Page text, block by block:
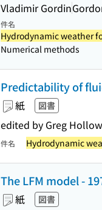
Vladimir Gordin
件名
Hydrodynamic weather
Numerical methods
Predictability of
紙 図書
edited by Greg
件名 Hydrodynamic
The LFM model -
紙 図書